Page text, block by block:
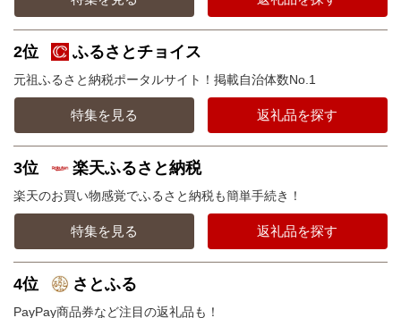
2位 ふるさとチョイス
元祖ふるさと納税ポータルサイト！掲載自治体数No.1
特集を見る 返礼品を探す
3位 楽天ふるさと納税
楽天のお買い物感覚でふるさと納税も簡単手続き！
特集を見る 返礼品を探す
4位 さとふる
PayPay商品券など注目の返礼品も！